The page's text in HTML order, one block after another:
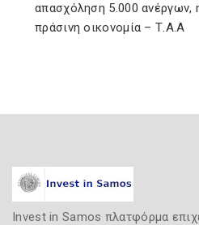
απασχόληση 5.000 ανέργων,
πράσινη οικονομία – Τ.Α.Α
Invest in Samos πλατφόρμα